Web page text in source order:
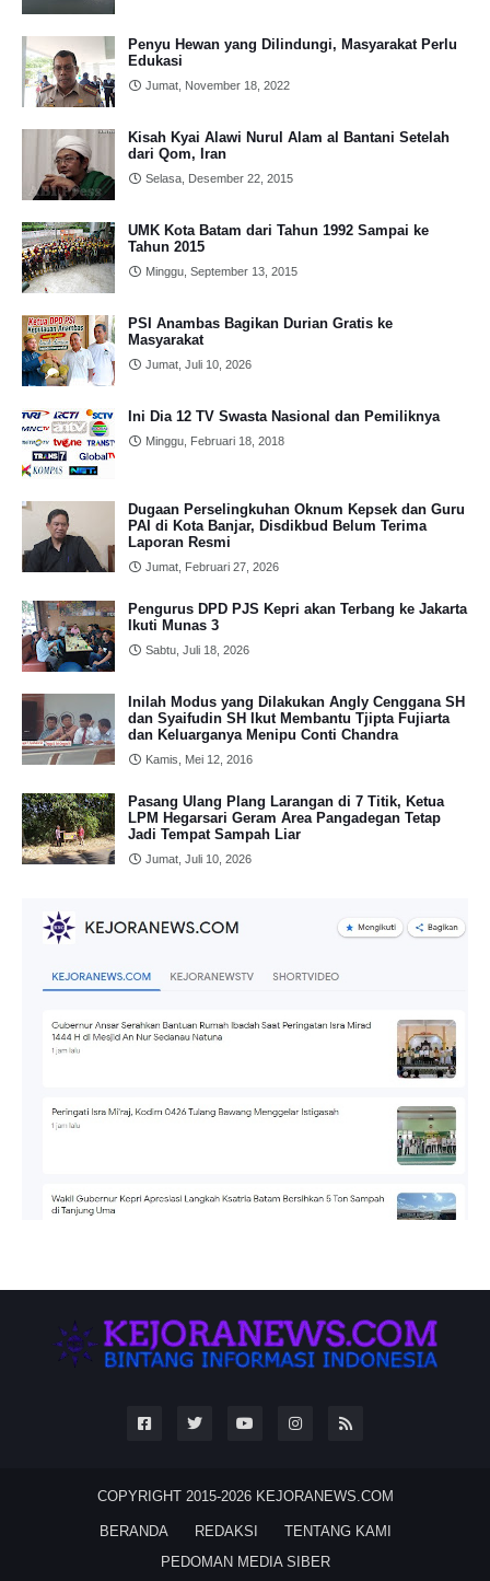
Penyu Hewan yang Dilindungi, Masyarakat Perlu
Edukasi
Jumat, November 18, 2022
Kisah Kyai Alawi Nurul Alam al Bantani Setelah
dari Qom, Iran
Selasa, Desember 22, 2015
UMK Kota Batam dari Tahun 1992 Sampai ke
Tahun 2015
Minggu, September 13, 2015
PSI Anambas Bagikan Durian Gratis ke
Masyarakat
Jumat, Juli 10, 2026
Ini Dia 12 TV Swasta Nasional dan Pemiliknya
Minggu, Februari 18, 2018
Dugaan Perselingkuhan Oknum Kepsek dan Guru
PAI di Kota Banjar, Disdikbud Belum Terima
Laporan Resmi
Jumat, Februari 27, 2026
Pengurus DPD PJS Kepri akan Terbang ke Jakarta
Ikuti Munas 3
Sabtu, Juli 18, 2026
Inilah Modus yang Dilakukan Angly Cenggana SH
dan Syaifudin SH Ikut Membantu Tjipta Fujiarta
dan Keluarganya Menipu Conti Chandra
Kamis, Mei 12, 2016
Pasang Ulang Plang Larangan di 7 Titik, Ketua
LPM Hegarsari Geram Area Pangadegan Tetap
Jadi Tempat Sampah Liar
Jumat, Juli 10, 2026
COPYRIGHT 2015-2026 KEJORANEWS.COM
BERANDA REDAKSI
TENTANG KAMI
PEDOMAN MEDIA SIBER